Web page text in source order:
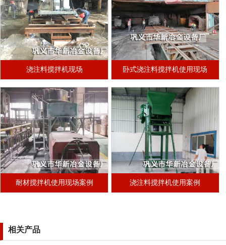
浇注料搅拌机现场 卧式浇注料搅拌机使用现场
耐材搅拌机使用现场案例 浇注料搅拌机使用案例
相关产品